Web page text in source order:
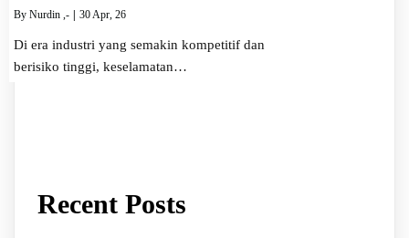
By Nurdin ,- | 30 Apr, 26
Di era industri yang semakin kompetitif dan
berisiko tinggi, keselamatan…
Recent Posts